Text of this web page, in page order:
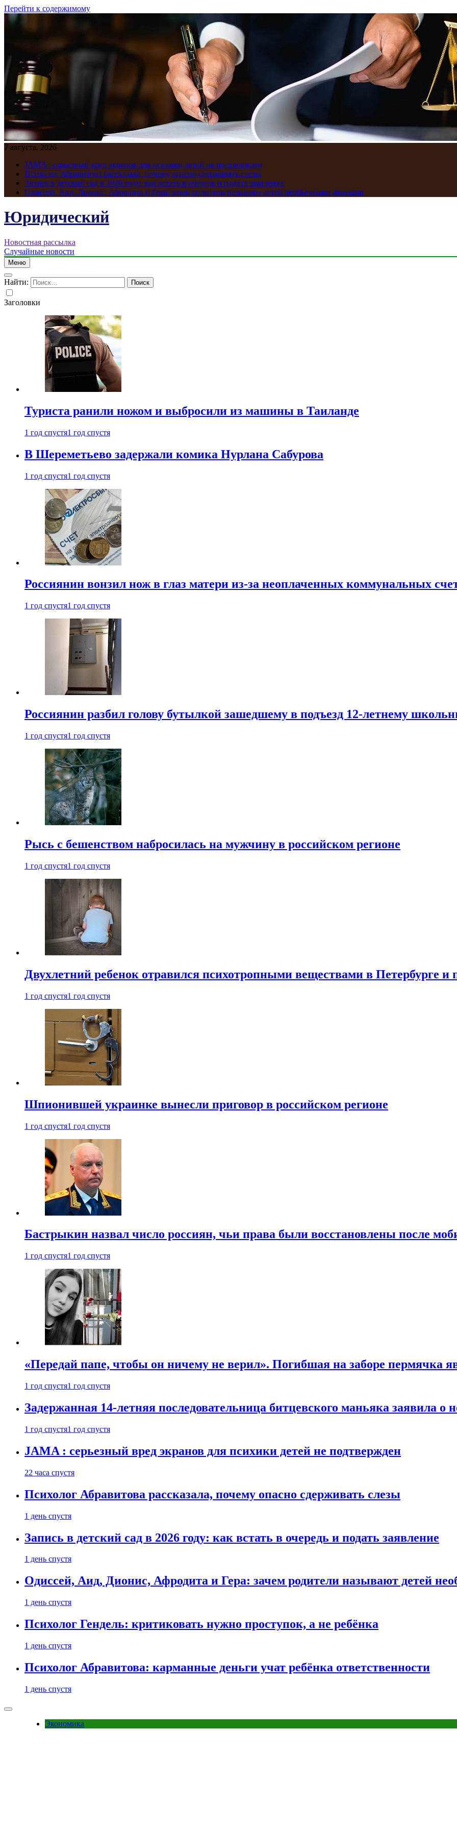
Перейти к содержимому
7 августа, 2026
JAMA : серьезный вред экранов для психики детей не подтвержден
Психолог Абравитова рассказала, почему опасно сдерживать слезы
Запись в детский сад в 2026 году: как встать в очередь и подать заявление
Одиссей, Аид, Дионис, Афродита и Гера: зачем родители называют детей необычными именами
Юридический
Новостная рассылка
Случайные новости
Меню
Найти:
Заголовки
Туриста ранили ножом и выбросили из машины в Таиланде
1 год спустя1 год спустя
В Шереметьево задержали комика Нурлана Сабурова
1 год спустя1 год спустя
Россиянин вонзил нож в глаз матери из-за неоплаченных коммунальных
1 год спустя1 год спустя
Россиянин разбил голову бутылкой зашедшему в подъезд 12-летнему
1 год спустя1 год спустя
Рысь с бешенством набросилась на мужчину в российском регионе
1 год спустя1 год спустя
Двухлетний ребенок отравился психотропными веществами в Петербурге
1 год спустя1 год спустя
Шпионившей украинке вынесли приговор в российском регионе
1 год спустя1 год спустя
Бастрыкин назвал число россиян, чьи права были восстановлены после
1 год спустя1 год спустя
«Передай папе, чтобы он ничему не верил». Погибшая на заборе пермячка
1 год спустя1 год спустя
Задержанная 14-летняя последовательница битцевского маньяка заявила о
1 год спустя1 год спустя
JAMA : серьезный вред экранов для психики детей не подтвержден
22 часа спустя
Психолог Абравитова рассказала, почему опасно сдерживать слезы
1 день спустя
Запись в детский сад в 2026 году: как встать в очередь и подать заявление
1 день спустя
Одиссей, Аид, Дионис, Афродита и Гера: зачем родители называют детей
1 день спустя
Психолог Гендель: критиковать нужно проступок, а не ребёнка
1 день спустя
Психолог Абравитова: карманные деньги учат ребёнка ответственности
1 день спустя
Экономика